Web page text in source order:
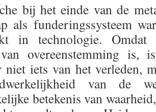
bij het einde van de
als funderingssysteem
in technologie. Omdat
overeenstemming is,
niet iets van het verleden,
van de
betekenis van